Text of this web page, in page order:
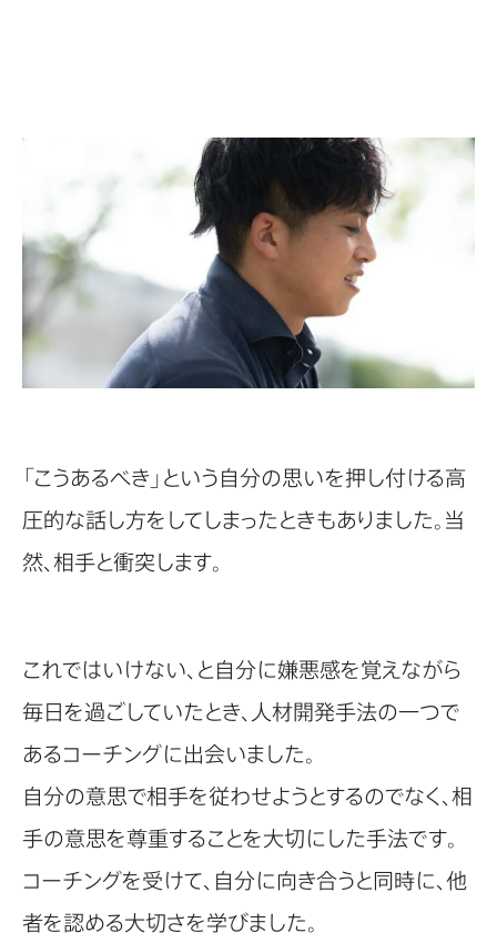
「こうあるべき」という自分の思いを押し付ける高
圧的な話し方をしてしまったときもありました。当
然、相手と衝突します。
これではいけない、と自分に嫌悪感を覚えながら
毎日を過ごしていたとき、人材開発手法の一つで
あるコーチングに出会いました。
自分の意思で相手を従わせようとするのでなく、相
手の意思を尊重することを大切にした手法です。
コーチングを受けて、自分に向き合うと同時に、他
者を認める大切さを学びました。